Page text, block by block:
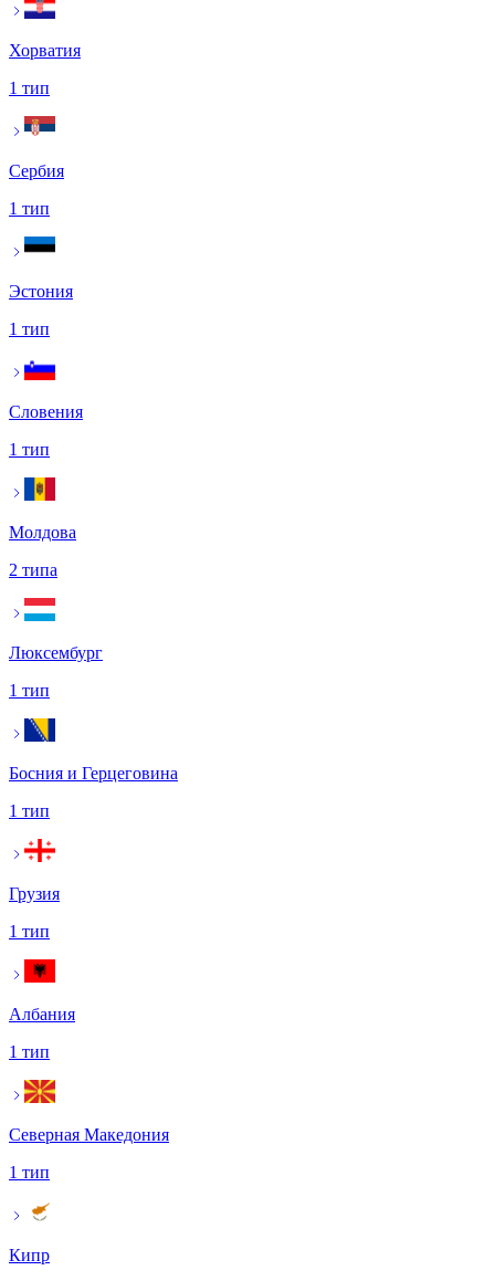
Хорватия
1 тип
Сербия
1 тип
Эстония
1 тип
Словения
1 тип
Молдова
2 типа
Люксембург
1 тип
Босния и Герцеговина
1 тип
Грузия
1 тип
Албания
1 тип
Северная Македония
1 тип
Кипр